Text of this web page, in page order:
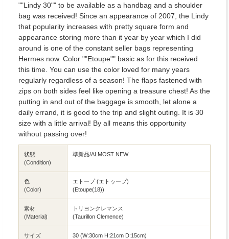
""Lindy 30"" to be available as a handbag and a shoulder
bag was received! Since an appearance of 2007, the Lindy
that popularity increases with pretty square form and
appearance storing more than it year by year which I did
around is one of the constant seller bags representing
Hermes now. Color ""Etoupe"" basic as for this received
this time. You can use the color loved for many years
regularly regardless of a season! The flaps fastened with
zips on both sides feel like opening a treasure chest! As the
putting in and out of the baggage is smooth, let alone a
daily errand, it is good to the trip and slight outing. It is 30
size with a little arrival! By all means this opportunity
without passing over!
状態
(Condition)
準新品/ALMOST NEW
色
(Color)
エトープ (エトゥープ)
(Etoupe(18))
素材
(Material)
トリヨンクレマンス
(Taurillon Clemence)
サイズ
30 (W:30cm H:21cm D:15cm)